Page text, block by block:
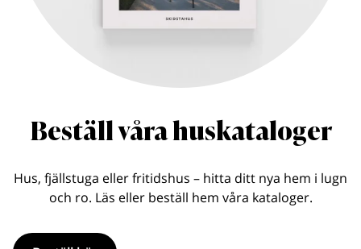
Beställ våra huskataloger
Hus, fjällstuga eller fritidshus – hitta ditt nya hem i lugn
och ro. Läs eller beställ hem våra kataloger.